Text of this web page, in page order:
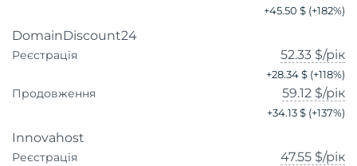
+45.50 $ (+182%)
DomainDiscount24
Реєстрація 52.33 $/рік
+28.34 $ (+118%)
Продовження 59.12 $/рік
+34.13 $ (+137%)
Innovahost
Реєстрація 47.55 $/рік